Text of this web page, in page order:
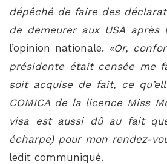
dépêché de faire des
de demeurer aux USA après
l’opinion nationale. «Or,
présidente était censée me
soit acquise de fait, ce
COMICA de la licence Miss
visa est aussi dû au fait
écharpe) pour mon rendez-
ledit communiqué.